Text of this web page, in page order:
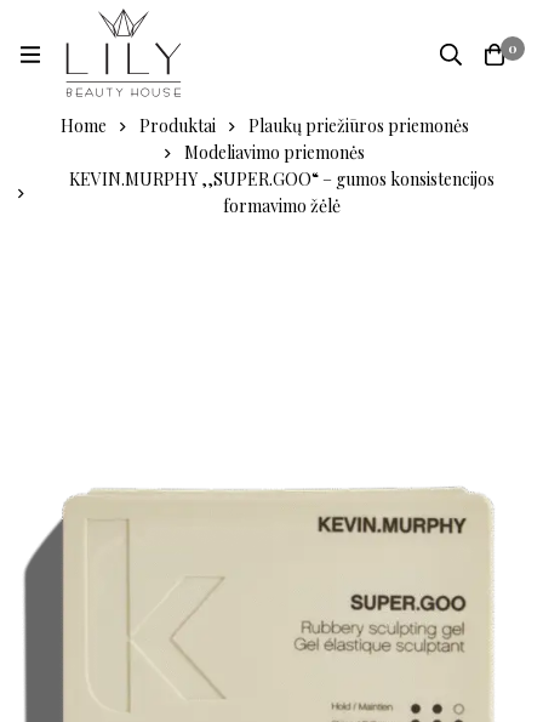
0
Home Produktai
Plaukų priežiūros priemonės
Modeliavimo priemonės
KEVIN.MURPHY ,,SUPER.GOO“ – gumos konsistencijos
formavimo žėlė